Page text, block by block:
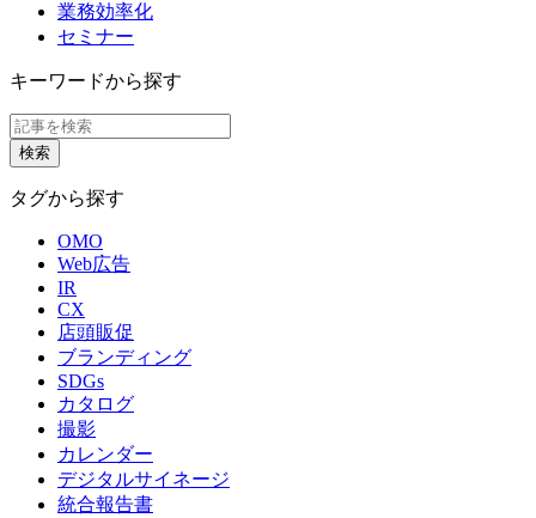
業務効率化
セミナー
キーワードから探す
タグから探す
OMO
Web広告
IR
CX
店頭販促
ブランディング
SDGs
カタログ
撮影
カレンダー
デジタルサイネージ
統合報告書